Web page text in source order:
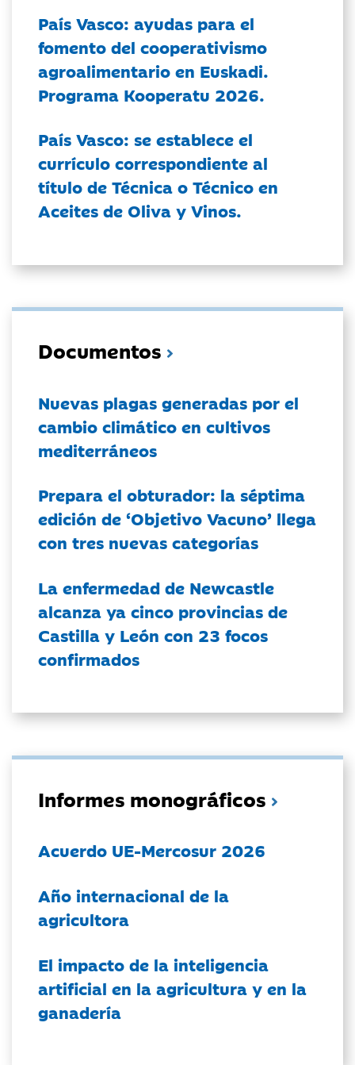
País Vasco: ayudas para el
fomento del cooperativismo
agroalimentario en Euskadi.
Programa Kooperatu 2026.
País Vasco: se establece el
currículo correspondiente al
título de Técnica o Técnico en
Aceites de Oliva y Vinos.
Documentos
Nuevas plagas generadas por el
cambio climático en cultivos
mediterráneos
Prepara el obturador: la séptima
edición de ‘Objetivo Vacuno’ llega
con tres nuevas categorías
La enfermedad de Newcastle
alcanza ya cinco provincias de
Castilla y León con 23 focos
confirmados
Informes monográficos
Acuerdo UE-Mercosur 2026
Año internacional de la
agricultora
El impacto de la inteligencia
artificial en la agricultura y en la
ganadería